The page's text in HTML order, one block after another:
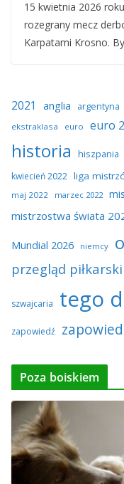
15 kwietnia 2026
rozegrany mecz
Karpatami Krosno.
2021 anglia argentyna
ekstraklasa
euro euro
historia hiszpania
kwiecień 2022 liga
maj 2022
marzec 2022
mistrzostwa świata
Mundial 2026 niemcy
przegląd piłkarski
szwajcaria tego
zapowiedź
Poza boiskiem